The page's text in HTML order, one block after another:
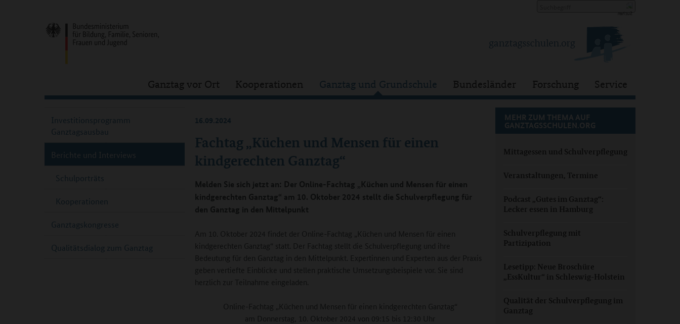
Ganztag vor Ort Kooperationen Ganztag und Grundschule Bundesländer Forschung Service
Fachtag „Küchen und Mensen für einen
kindgerechten Ganztag“
16.09.2024
Melden Sie sich jetzt an: Der Online-Fachtag „Küchen und Mensen für einen
kindgerechten Ganztag“ am 10. Oktober 2024 stellt die Schulverpflegung für
den Ganztag in den Mittelpunkt
Am 10. Oktober 2024 findet der Online-Fachtag „Küchen und Mensen für einen
kindgerechten Ganztag“ statt. Der Fachtag stellt die Schulverpflegung und ihre
Bedeutung für den Ganztag in den Mittelpunkt. Expertinnen und Experten aus der Praxis
geben vertiefte Einblicke und stellen praktische Umsetzungsbeispiele vor. Sie sind
herzlich zur Teilnahme eingeladen.
Online-Fachtag „Küchen und Mensen für einen kindgerechten Ganztag“
am Donnerstag, 10. Oktober 2024 von 09:15 bis 12:30 Uhr
MEHR ZUM THEMA AUF
GANZTAGSSCHULEN.ORG
Mittagessen und Schulverpflegung
Veranstaltungen, Termine
Podcast „Gutes im Ganztag“:
Lecker essen in Hamburg
Schulverpflegung mit
Partizipation
Lesetipp: Neue Broschüre
„EssKultur“ in Schleswig-Holstein
Qualität der Schulverpflegung im
Ganztag
Investitionsprogramm
Ganztagsausbau
Berichte und Interviews
Schulporträts
Kooperationen
Ganztagskongresse
Qualitätsdialog zum Ganztag